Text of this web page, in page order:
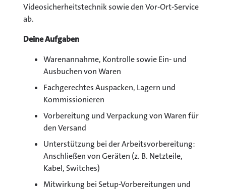
Videosicherheitstechnik sowie den Vor-Ort-Service
ab.
Deine Aufgaben
Warenannahme, Kontrolle sowie Ein- und
Ausbuchen von Waren
Fachgerechtes Auspacken, Lagern und
Kommissionieren
Vorbereitung und Verpackung von Waren für
den Versand
Unterstützung bei der Arbeitsvorbereitung:
Anschließen von Geräten (z. B. Netzteile,
Kabel, Switches)
Mitwirkung bei Setup-Vorbereitungen und